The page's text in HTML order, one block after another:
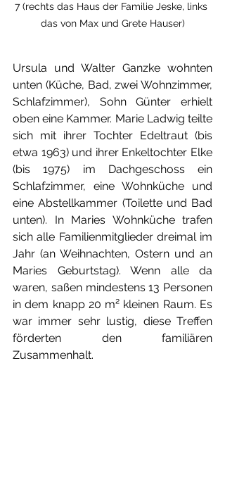
7 (rechts das Haus der Familie Jeske, links
das von Max und Grete Hauser)
Ursula und Walter Ganzke wohnten
unten (Küche, Bad, zwei Wohnzimmer,
Schlafzimmer), Sohn Günter erhielt
oben eine Kammer. Marie Ladwig teilte
sich mit ihrer Tochter Edeltraut (bis
etwa 1963) und ihrer Enkeltochter Elke
(bis 1975) im Dachgeschoss ein
Schlafzimmer, eine Wohnküche und
eine Abstellkammer (Toilette und Bad
unten). In Maries Wohnküche trafen
sich alle Familienmitglieder dreimal im
Jahr (an Weihnachten, Ostern und an
Maries Geburtstag). Wenn alle da
waren, saßen mindestens 13 Personen
in dem knapp 20 m² kleinen Raum. Es
war immer sehr lustig, diese Treffen
förderten den familiären
Zusammenhalt.